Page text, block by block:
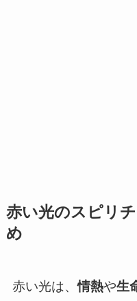
赤い光のスピリ
め
赤い光は、情熱や生